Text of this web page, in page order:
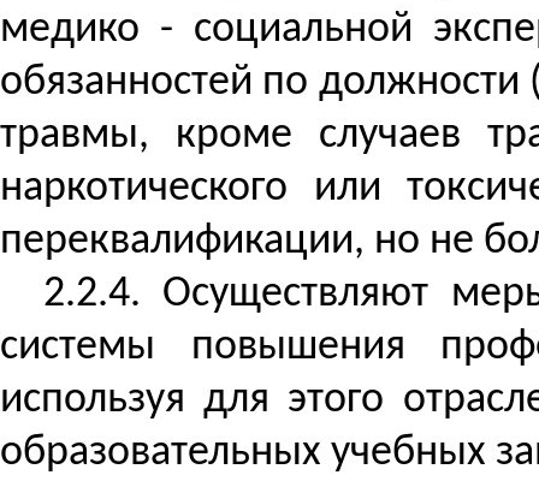
медико - социальной
обязанностей по
травмы, кроме случаев
наркотического или
переквалификации, но не
2.2.4. Осуществляют
системы повышения
используя для этого
образовательных учебных